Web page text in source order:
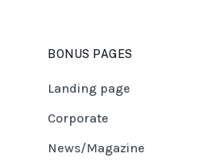
BONUS PAGES
Landing page
Corporate
News/Magazine